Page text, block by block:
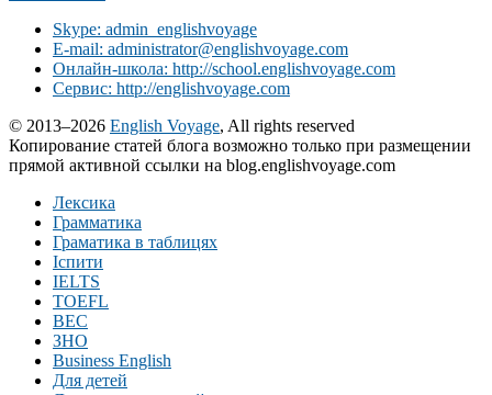
Skype: admin_englishvoyage
E-mail: administrator@englishvoyage.com
Онлайн-школа: http://school.englishvoyage.com
Сервис: http://englishvoyage.com
© 2013–2026 English Voyage, All rights reserved
Копирование статей блога возможно только при размещении
прямой активной ссылки на blog.englishvoyage.com
Лексика
Грамматика
Граматика в таблицях
Іспити
IELTS
TOEFL
BEC
ЗНО
Business English
Для детей